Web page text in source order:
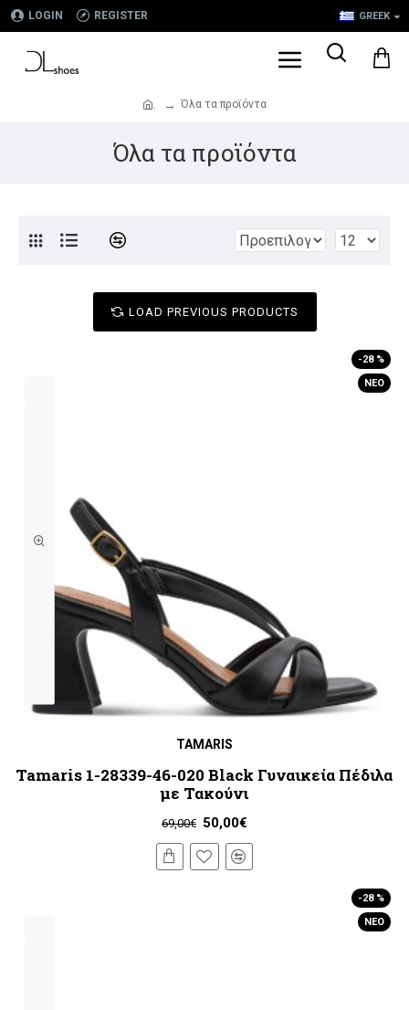
LOGIN REGISTER GREEK
. Όλα τα προϊόντα
Όλα τα προϊόντα
LOAD PREVIOUS PRODUCTS
ΝΈΟ
-28 %
TAMARIS
Tamaris 1-28339-46-020 Black Γυναικεία Πέδιλα
με Τακούνι
50,00€
69,00€
ΝΈΟ
-28 %